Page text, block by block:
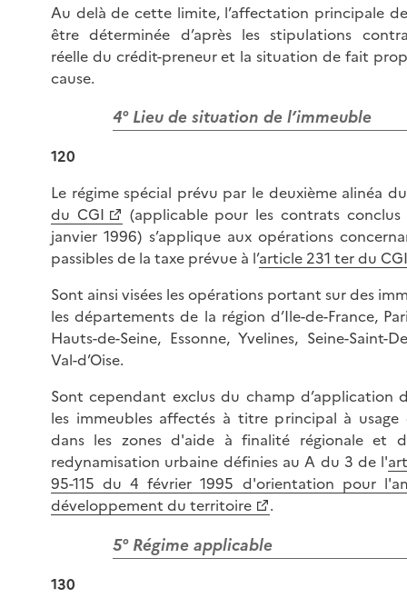
Au delà de cette limite, l’affectation principale
être déterminée d’après les stipulations
réelle du crédit-preneur et la situation de fait
cause.
4° Lieu de situation de l’immeuble
120
Le régime spécial prévu par le deuxième alinéa
du CGI
(applicable pour les contrats
janvier 1996) s’applique aux opérations
passibles de la taxe prévue à l’article 231 ter du CGI
Sont ainsi visées les opérations portant sur des
les départements de la région d’Ile-de-France,
Hauts-de-Seine, Essonne, Yvelines, Seine-Saint-
Val-d’Oise.
Sont cependant exclus du champ d’application
les immeubles affectés à titre principal à usage
dans les zones d'aide à finalité régionale et
redynamisation urbaine définies au A du 3 de l'
95-115 du 4 février 1995 d'orientation pour
développement du territoire
.
5° Régime applicable
130